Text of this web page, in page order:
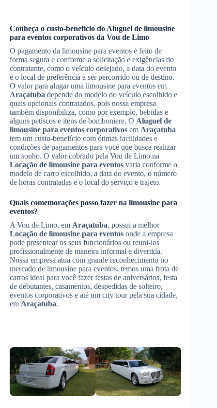
Conheça o custo-benefício do Aluguel de limousine
para eventos corporativos da Vou de Limo
O pagamento da limousine para eventos é feito de
forma segura e conforme a solicitação e exigências do
contratante, como o veículo desejado, a data do evento
e o local de preferência a ser percorrido ou de destino.
O valor para alugar uma limousine para eventos em
Araçatuba depende do modelo do veículo escolhido e
quais opcionais contratados, pois nossa empresa
também disponibiliza, como por exemplo, bebidas e
alguns petiscos e itens de bomboniere. O Aluguel de
limousine para eventos corporativos em Araçatuba
tem um custo-benefício com ótimas facilidades e
condições de pagamentos para você que busca realizar
um sonho. O valor cobrado pela Vou de Limo na
Locação de limousine para eventos varia conforme o
modelo de carro escolhido, a data do evento, o número
de horas contratadas e o local do serviço e trajeto.
Quais comemorações posso fazer na limousine para
eventos?
A Vou de Limo, em Araçatuba, possui a melhor
Locação de limousine para eventos onde a empresa
pode presentear os seus funcionários ou reuni-los
profissionalmente de maneira informal e divertida.
Nossa empresa atua com grande reconhecimento no
mercado de limousine para eventos, temos uma frota de
carros ideal para você fazer festas de aniversários, festa
de debutantes, casamentos, despedidas de solteiro,
eventos corporativos e até um city tour pela sua cidade,
em Araçatuba.